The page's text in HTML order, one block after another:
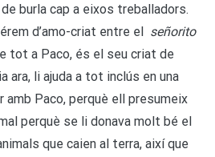
burla cap a eixos treballadors.
d’amo-criat entre el señorito
tot a Paco, és el seu criat de
ara, li ajuda a tot inclús en una
amb Paco, perquè ell presumeix
perquè se li donava molt bé el
que caien al terra, així que